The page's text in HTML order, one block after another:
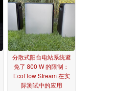
分散式阳台电站系统避
免了 800 W 的限制：
EcoFlow Stream 在实
际测试中的应用